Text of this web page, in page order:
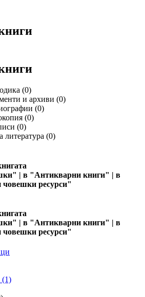
(0)
и архиви (0)
(0)
(0)
(0)
литература (0)
| в "Антикварни книги" | в
ресурси"
| в "Антикварни книги" | в
ресурси"
(1)